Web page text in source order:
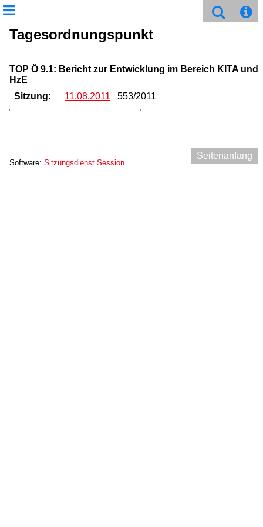
Tagesordnungspunkt
TOP Ö 9.1: Bericht zur Entwicklung im Bereich KITA und
HzE
Sitzung:
11.08.2011 553/2011
Seitenanfang
Software: Sitzungsdienst Session